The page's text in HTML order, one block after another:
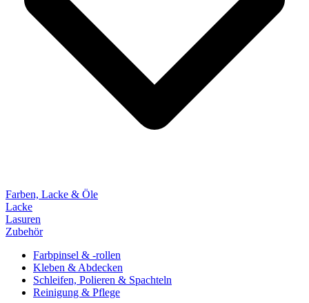
Farben, Lacke & Öle
Lacke
Lasuren
Zubehör
Farbpinsel & -rollen
Kleben & Abdecken
Schleifen, Polieren & Spachteln
Reinigung & Pflege